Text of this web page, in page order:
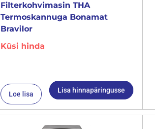
Filterkohvimasin THA
Termoskannuga Bonamat
Bravilor
Küsi hinda
Loe lisa Lisa hinnapäringusse